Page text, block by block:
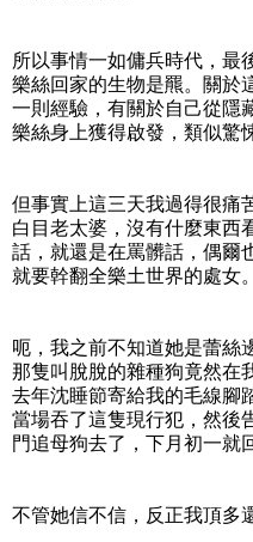
所以事情一如傭兵時代，最
樂絲回家的生物是羆。關於
一則經驗，有關於自己從隱
樂絲身上獲得啟發，類似驚
但事實上這三天我過得很痛
白目老太婆，沒有什麼東西
話，就還是在罵髒話，偶爾
就要幹翻全樂土世界的處女。
呃，我之前不知道她是蕾絲
那隻叫脫脫的雜種狗竟然在
去年沈睡節寄給我的毛線腳
當場吞了這隻現行犯，然後
門追母狗去了，下月初一就
不管她信不信，反正我頂多